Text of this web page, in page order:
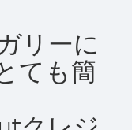
リーに
ても簡